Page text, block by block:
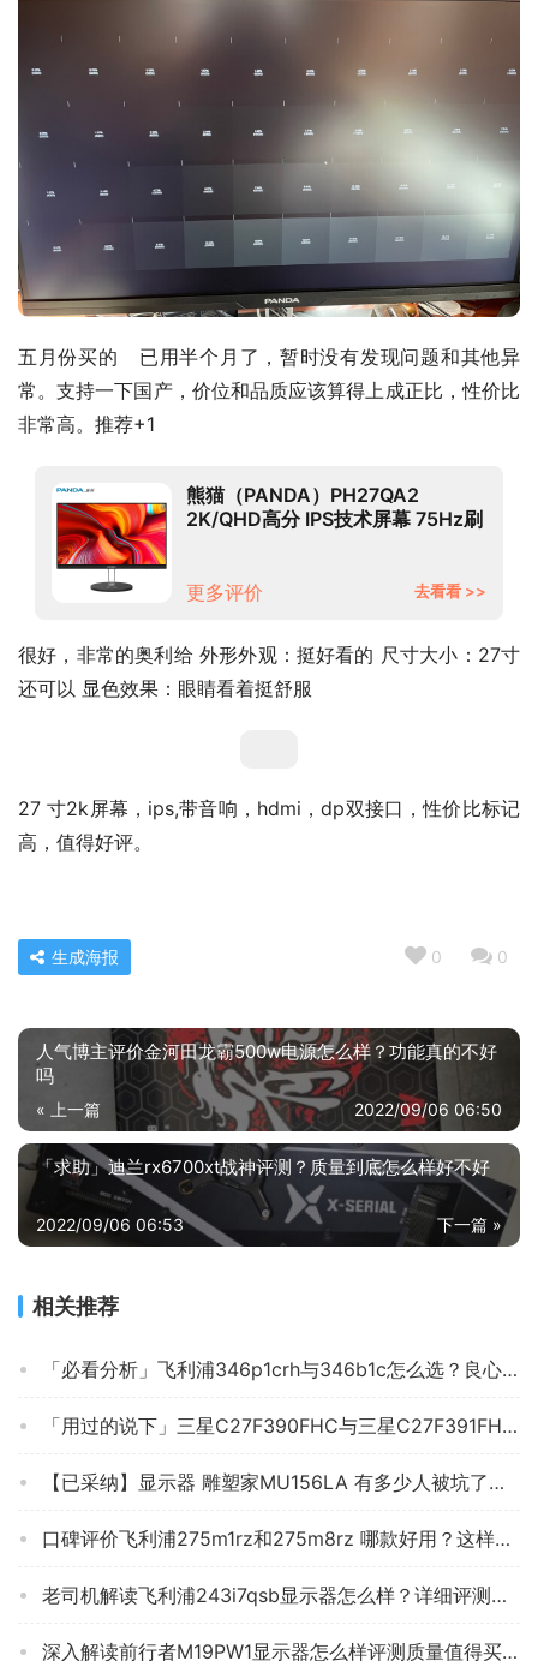
五月份买的   已用半个月了，暂时没有发现问题和其他异
常。支持一下国产，价位和品质应该算得上成正比，性价比
非常高。推荐+1
熊猫（PANDA）PH27QA2
2K/QHD高分 IPS技术屏幕 75Hz刷
更多评价
去看看 >>
很好，非常的奥利给 外形外观：挺好看的 尺寸大小：27寸
还可以 显色效果：眼睛看着挺舒服
27 寸2k屏幕，ips,带音响，hdmi，dp双接口，性价比标记
高，值得好评。
0 0
生成海报
人气博主评价金河田龙霸500w电源怎么样？功能真的不好
吗
« 上一篇 2022/09/06 06:50
「求助」迪兰rx6700xt战神评测？质量到底怎么样好不好
下一篇 »
2022/09/06 06:53
相关推荐
「必看分析」飞利浦346p1crh与346b1c怎么选？良心点评配置区别
「用过的说下」三星C27F390FHC与三星C27F391FHC比较 哪款好？图文爆料分析
【已采纳】显示器 雕塑家MU156LA 有多少人被坑了？真实的质量究竟怎么样呢？
口碑评价飞利浦275m1rz和275m8rz 哪款好用？这样选不盲目
老司机解读飞利浦243i7qsb显示器怎么样？详细评测报告
深入解读前行者M19PW1显示器怎么样评测质量值得买吗？